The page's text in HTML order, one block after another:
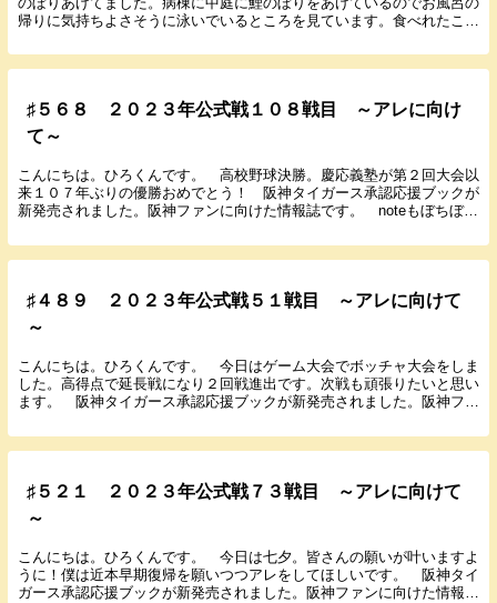
帰りに気持ちよさそうに泳いでいるところを見ています。食べれたころ
♯５６８ ２０２３年公式戦１０８戦目 ～アレに向け
て～
こんにちは。ひろくんです。 高校野球決勝。慶応義塾が第２回大会以
来１０７年ぶりの優勝おめでとう！ 阪神タイガース承認応援ブックが
新発売されました。阪神ファンに向けた情報誌です。 noteもぼちぼち
♯４８９ ２０２３年公式戦５１戦目 ～アレに向けて
～
こんにちは。ひろくんです。 今日はゲーム大会でボッチャ大会をしま
した。高得点で延長戦になり２回戦進出です。次戦も頑張りたいと思い
ます。 阪神タイガース承認応援ブックが新発売されました。阪神ファ
♯５２１ ２０２３年公式戦７３戦目 ～アレに向けて
～
こんにちは。ひろくんです。 今日は七夕。皆さんの願いが叶いますよ
うに！僕は近本早期復帰を願いつつアレをしてほしいです。 阪神タイ
ガース承認応援ブックが新発売されました。阪神ファンに向けた情報誌